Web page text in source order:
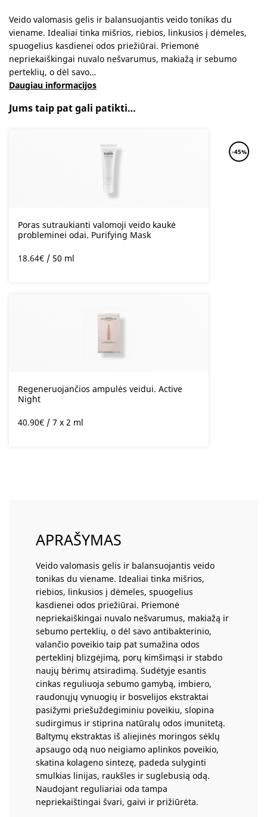
Veido valomasis gelis ir balansuojantis veido tonikas du
viename. Idealiai tinka mišrios, riebios, linkusios į dėmeles,
spuogelius kasdienei odos priežiūrai. Priemonė
nepriekaiškingai nuvalo nešvarumus, makiažą ir sebumo
perteklių, o dėl savo…
Daugiau informacijos
Jums taip pat gali patikti…
-45%
Poras sutraukianti valomoji veido kaukė
probleminei odai. Purifying Mask
18.64€/ 50 ml
Regeneruojančios ampulės veidui. Active
Night
40.90€/ 7 x 2 ml
APRAŠYMAS
Veido valomasis gelis ir balansuojantis veido
tonikas du viename. Idealiai tinka mišrios,
riebios, linkusios į dėmeles, spuogelius
kasdienei odos priežiūrai. Priemonė
nepriekaiškingai nuvalo nešvarumus, makiažą ir
sebumo perteklių, o dėl savo antibakterinio,
valančio poveikio taip pat sumažina odos
perteklinį blizgėjimą, porų kimšimąsi ir stabdo
naujų bėrimų atsiradimą. Sudėtyje esantis
cinkas reguliuoja sebumo gamybą, imbiero,
raudonųjų vynuogių ir bosvelijos ekstraktai
pasižymi priešuždegiminiu poveikiu, slopina
sudirgimus ir stiprina natūralų odos imunitetą.
Baltymų ekstraktas iš aliejinės moringos sėklų
apsaugo odą nuo neigiamo aplinkos poveikio,
skatina kolageno sintezę, padeda sulyginti
smulkias linijas, raukšles ir suglebusią odą.
Naudojant reguliariai oda tampa
nepriekaištingai švari, gaivi ir prižiūrėta.